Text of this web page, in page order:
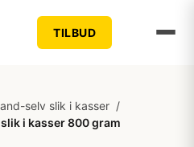
TILBUD
selv slik i kasser /
i kasser 800 gram